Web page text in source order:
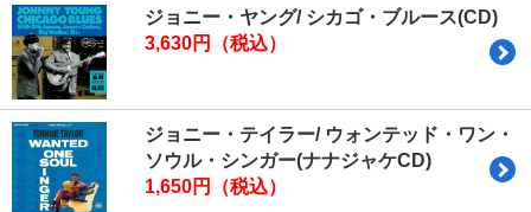
ジョニー・ヤング/ シカゴ・ブルース(CD)
3,630円（税込）
ジョニー・テイラー/ ウォンテッド・ワン・
ソウル・シンガー(ナナジャケCD)
1,650円（税込）